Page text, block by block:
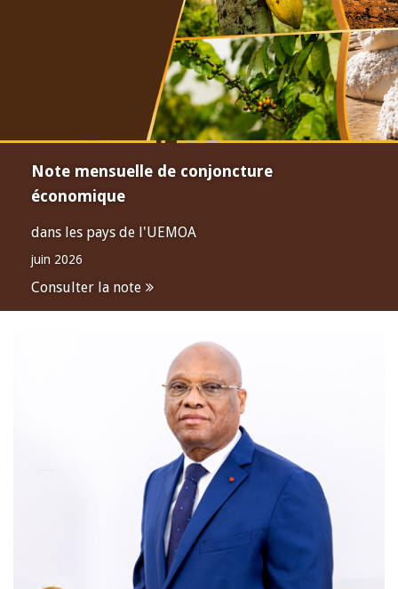
Note mensuelle de conjoncture
économique
dans les pays de l'UEMOA
juin 2026
Consulter la note